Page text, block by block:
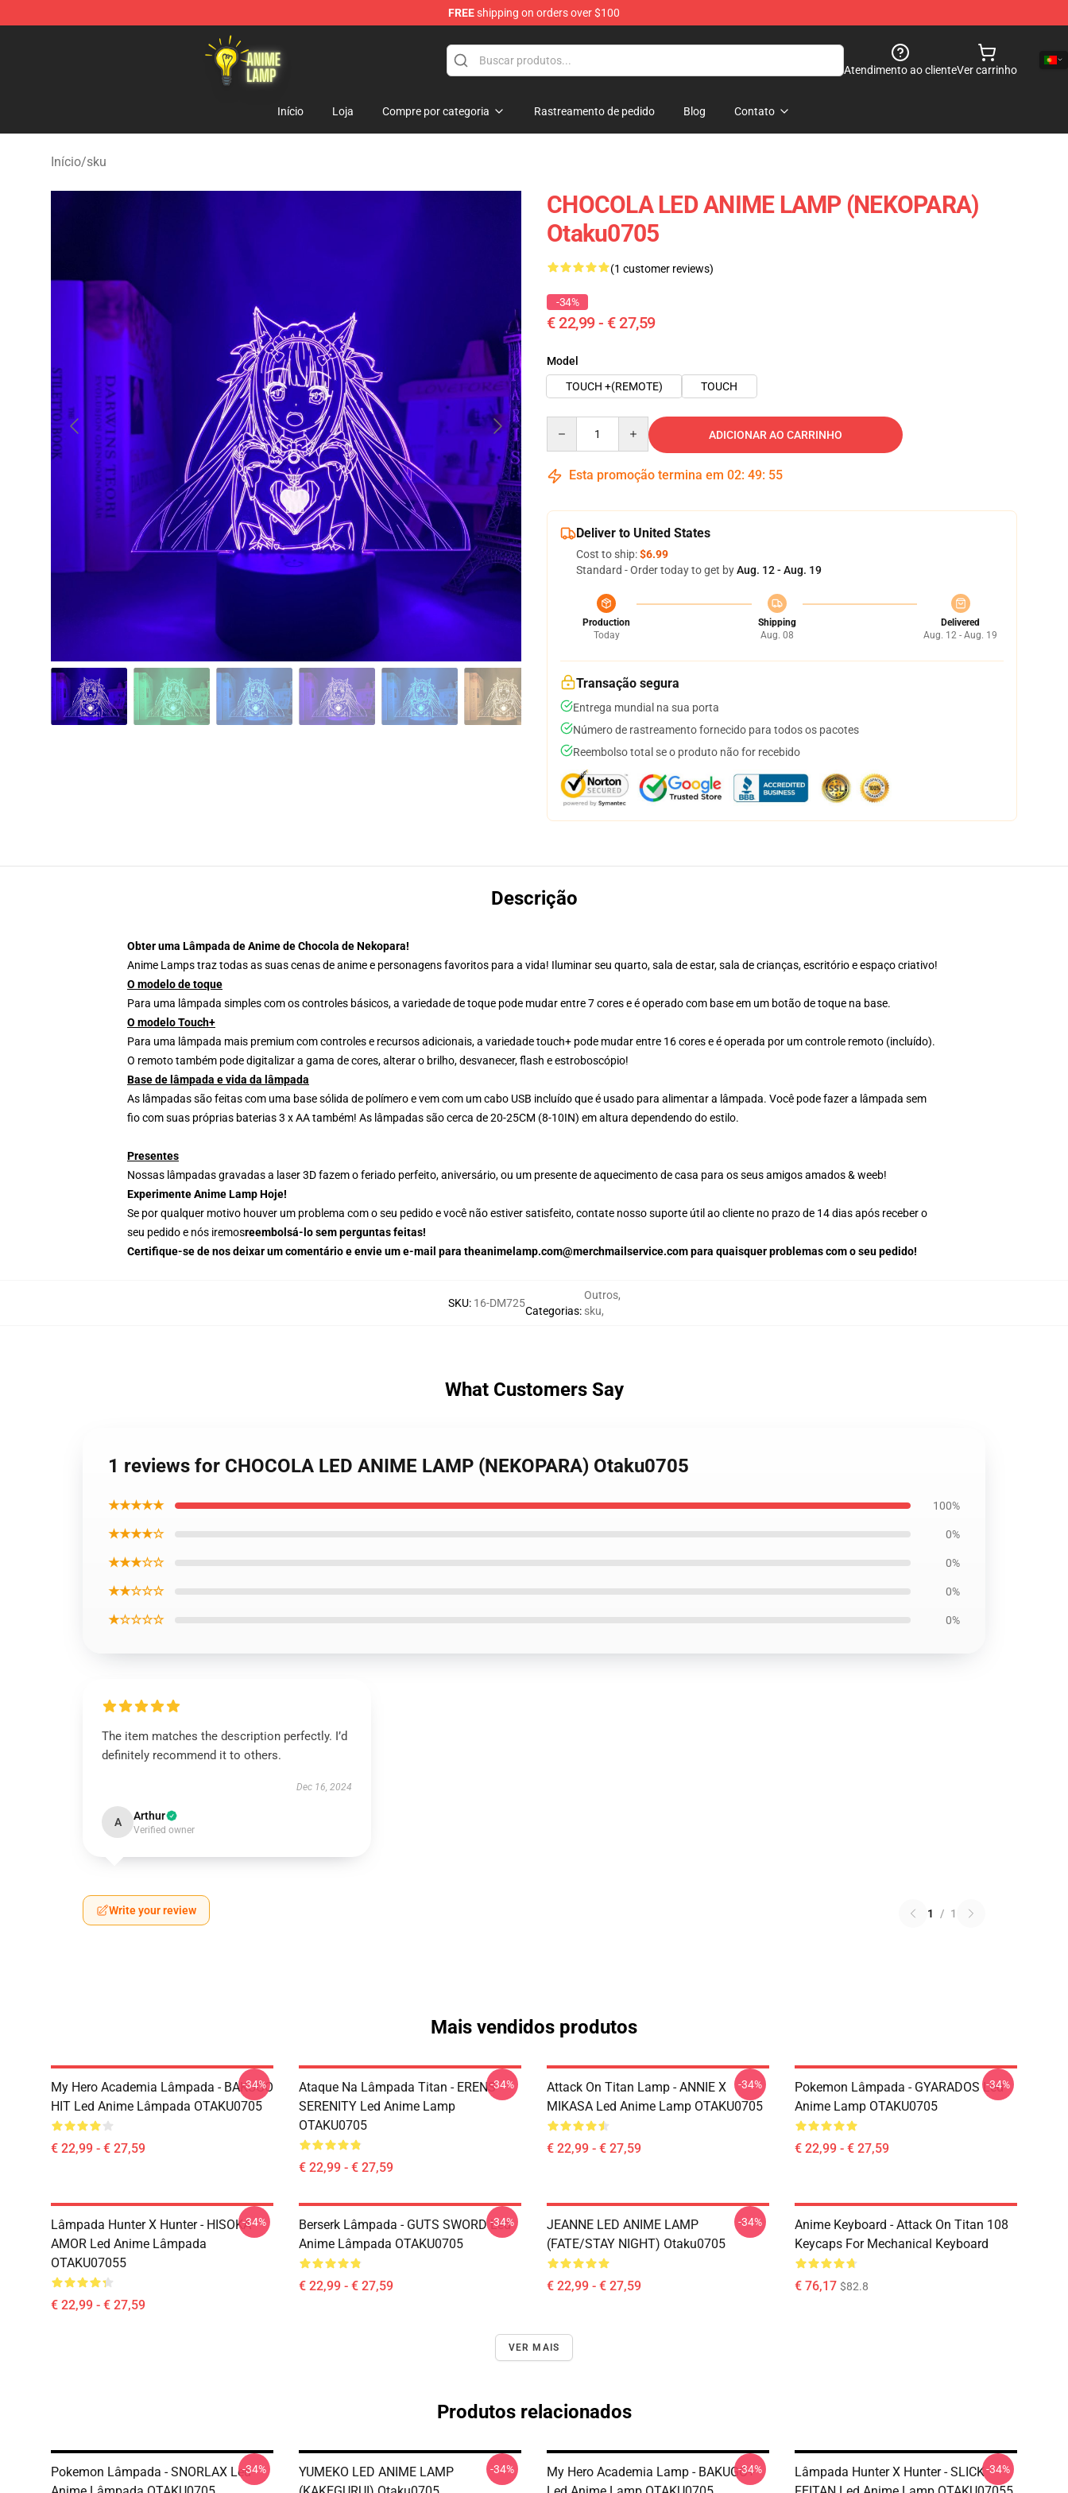
FREEshipping on orders over $100
Anime Lamp Shop - The Best Store of Anime Lamp
Atendimento ao clienteVer carrinho
Início Loja Compre por categoria Rastreamento de pedido Blog Contato
Início/sku
CHOCOLA LED ANIME LAMP (NEKOPARA)
Otaku0705
(1 customer reviews)
-34%
€ 22,99 - € 27,59
Model
TOUCH +(REMOTE)
TOUCH
ADICIONAR AO CARRINHO
Esta promoção termina em 02: 49: 54
Deliver to United States
Cost to ship:$6.99
Standard - Order today to get byAug. 12 - Aug. 19
Production
Today
Shipping
Aug. 08
Delivered
Aug. 12 - Aug. 19
Transação segura
Entrega mundial na sua porta
Número de rastreamento fornecido para todos os pacotes
Reembolso total se o produto não for recebido
Descrição
Obter uma Lâmpada de Anime de Chocola de Nekopara!
Anime Lamps traz todas as suas cenas de anime e personagens favoritos para a vida! Iluminar seu quarto, sala de estar, sala de crianças, escritório e espaço criativo!
O modelo de toque
Para uma lâmpada simples com os controles básicos, a variedade de toque pode mudar entre 7 cores e é operado com base em um botão de toque na base.
O modelo Touch+
Para uma lâmpada mais premium com controles e recursos adicionais, a variedade touch+ pode mudar entre 16 cores e é operada por um controle remoto (incluído).
O remoto também pode digitalizar a gama de cores, alterar o brilho, desvanecer, flash e estroboscópio!
Base de lâmpada e vida da lâmpada
As lâmpadas são feitas com uma base sólida de polímero e vem com um cabo USB incluído que é usado para alimentar a lâmpada. Você pode fazer a lâmpada sem
fio com suas próprias baterias 3 x AA também! As lâmpadas são cerca de 20-25CM (8-10IN) em altura dependendo do estilo.
Presentes
Nossas lâmpadas gravadas a laser 3D fazem o feriado perfeito, aniversário, ou um presente de aquecimento de casa para os seus amigos amados & weeb!
Experimente Anime Lamp Hoje!
Se por qualquer motivo houver um problema com o seu pedido e você não estiver satisfeito, contate nosso suporte útil ao cliente no prazo de 14 dias após receber o
seu pedido e nós iremosreembolsá-lo sem perguntas feitas!
Certifique-se de nos deixar um comentário e envie um e-mail para theanimelamp.com@merchmailservice.com para quaisquer problemas com o seu pedido!
SKU: 16-DM725
Categorias:
Outros,
sku,
What Customers Say
1 reviews for CHOCOLA LED ANIME LAMP (NEKOPARA) Otaku0705
★★★★★ 100%
★★★★☆ 0%
★★★☆☆ 0%
★★☆☆☆ 0%
★☆☆☆☆ 0%
The item matches the description perfectly. I’d
definitely recommend it to others.
Dec 16, 2024
A Arthur
Verified owner
Write your review 1 / 1
Mais vendidos produtos
My Hero Academia Lâmpada - BAKUGO
HIT Led Anime Lâmpada OTAKU0705
€ 22,99 - € 27,59
-34%
Ataque Na Lâmpada Titan - ERENS
SERENITY Led Anime Lamp
OTAKU0705
€ 22,99 - € 27,59
-34%
Attack On Titan Lamp - ANNIE X
MIKASA Led Anime Lamp OTAKU0705
€ 22,99 - € 27,59
-34%
Pokemon Lâmpada - GYARADOS Led
Anime Lamp OTAKU0705
€ 22,99 - € 27,59
-34%
Lâmpada Hunter X Hunter - HISOKA
AMOR Led Anime Lâmpada
OTAKU07055
€ 22,99 - € 27,59
-34%
Berserk Lâmpada - GUTS SWORD Led
Anime Lâmpada OTAKU0705
€ 22,99 - € 27,59
-34%
JEANNE LED ANIME LAMP
(FATE/STAY NIGHT) Otaku0705
€ 22,99 - € 27,59
-34%
Anime Keyboard - Attack On Titan 108
Keycaps For Mechanical Keyboard
€ 76,17 $82.8
VER MAIS
Produtos relacionados
Pokemon Lâmpada - SNORLAX Led-34%
YUMEKO LED ANIME LAMP
-34%
My Hero Academia Lamp - BAKUGO+
-34%
Lâmpada Hunter X Hunter - SLICK-34%